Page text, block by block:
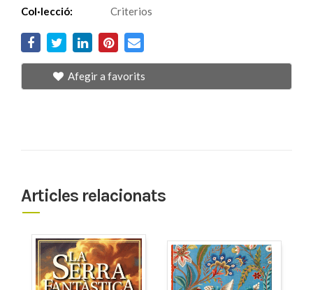
Col·lecció:
Criterios
Afegir a favorits
Articles relacionats